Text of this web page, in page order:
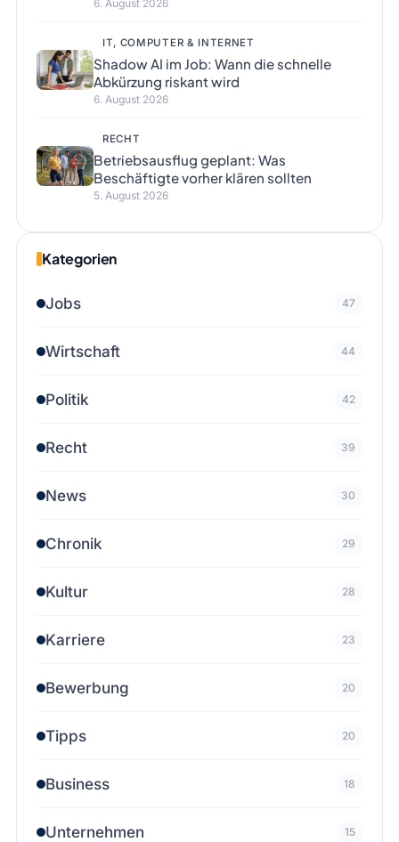
6. August 2026
IT, COMPUTER & INTERNET
Shadow AI im Job: Wann die schnelle
Abkürzung riskant wird
6. August 2026
RECHT
Betriebsausflug geplant: Was
Beschäftigte vorher klären sollten
5. August 2026
Kategorien
Jobs 47
Wirtschaft 44
Politik 42
Recht 39
News 30
Chronik 29
Kultur 28
Karriere 23
Bewerbung 20
Tipps 20
Business 18
Unternehmen 15